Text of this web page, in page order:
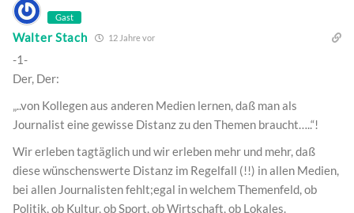
Gast
Walter Stach 12 Jahre vor
-1-
Der, Der:
„..von Kollegen aus anderen Medien lernen, daß man als
Journalist eine gewisse Distanz zu den Themen braucht…..“!
Wir erleben tagtäglich und wir erleben mehr und mehr, daß
diese wünschenswerte Distanz im Regelfall (!!) in allen Medien,
bei allen Journalisten fehlt;egal in welchem Themenfeld, ob
Politik, ob Kultur, ob Sport, ob Wirtschaft, ob Lokales.